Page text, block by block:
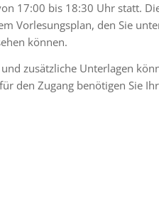
17:00 bis 18:30 Uhr statt.
Vorlesungsplan, den Sie
können.
zusätzliche Unterlagen
den Zugang benötigen Sie